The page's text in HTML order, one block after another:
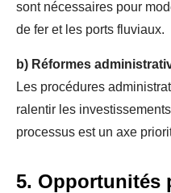
sont nécessaires pour
de fer et les ports fluviaux.
b) Réformes
Les procédures
ralentir les
processus est un axe
5. Opportunités